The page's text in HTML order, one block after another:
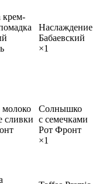
крем-
Наслаждение
Бабаевский
×1
сливки
Солнышко
с семечками
Рот Фронт
×1